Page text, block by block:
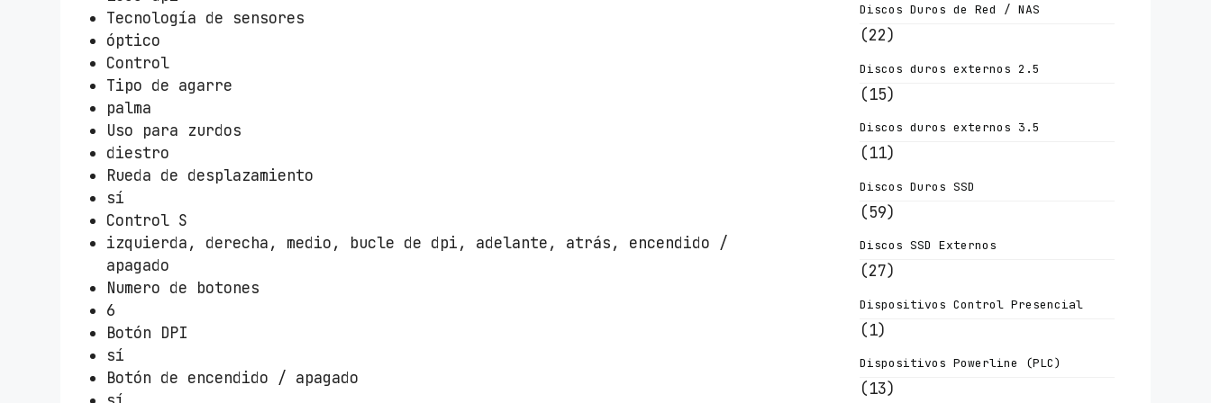
Tecnología de sensores
óptico
Control
Tipo de agarre
palma
Uso para zurdos
diestro
Rueda de desplazamiento
sí
Control S
izquierda, derecha, medio, bucle de dpi, adelante, atrás, encendido /
apagado
Numero de botones
6
Botón DPI
sí
Botón de encendido / apagado
Discos Duros de Red / NAS
(22)
Discos duros externos 2.5
(15)
Discos duros externos 3.5
(11)
Discos Duros SSD
(59)
Discos SSD Externos
(27)
Dispositivos Control Presencial
(1)
Dispositivos Powerline (PLC)
(13)